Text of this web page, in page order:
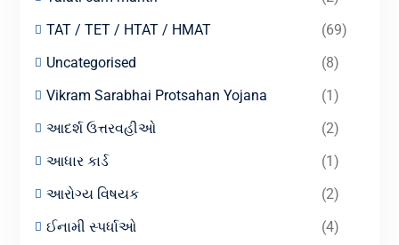
TAT / TET / HTAT / HMAT
(69)
Uncategorised
(8)
Vikram Sarabhai Protsahan Yojana
(1)
આદર્શ ઉત્તરવહીઓ
(2)
આધાર કાર્ડ
(1)
આરોગ્ય વિષયક
(2)
ઈનામી સ્પર્ધાઓ
(4)